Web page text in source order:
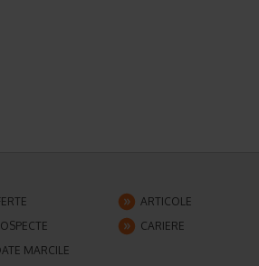
ARTICOLE
CARIERE
MARCILE